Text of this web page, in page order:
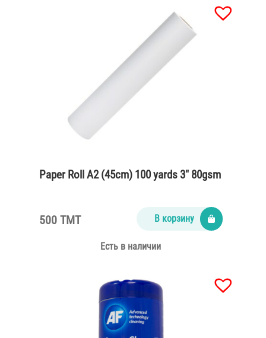
Paper Roll A2 (45cm) 100 yards 3″ 80gsm
500 TMT В корзину
Есть в наличии